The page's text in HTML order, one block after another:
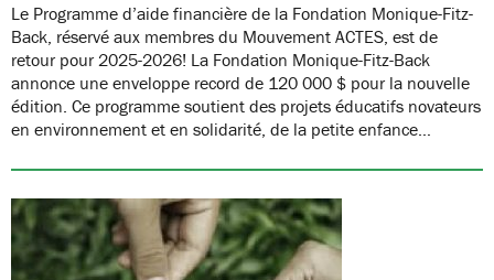
Le Programme d’aide financière de la Fondation Monique-Fitz-
Back, réservé aux membres du Mouvement ACTES, est de
retour pour 2025-2026! La Fondation Monique-Fitz-Back
annonce une enveloppe record de 120 000 $ pour la nouvelle
édition. Ce programme soutient des projets éducatifs novateurs
en environnement et en solidarité, de la petite enfance…